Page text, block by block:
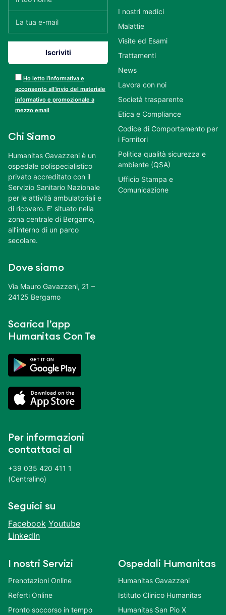
Ho letto l’informativa e
acconsento all’invio del materiale
informativo e promozionale a
mezzo email
Chi Siamo
Humanitas Gavazzeni è un
ospedale polispecialistico
privato accreditato con il
Servizio Sanitario Nazionale
per le attività ambulatoriali e
di ricovero. E’ situato nella
zona centrale di Bergamo,
all’interno di un parco
secolare.
Dove siamo
Via Mauro Gavazzeni, 21 –
24125 Bergamo
Scarica l’app
Humanitas Con Te
Per informazioni
contattaci al
+39 035 420 411 1
(Centralino)
Seguici su
Facebook Youtube
LinkedIn
I nostri medici
Malattie
Visite ed Esami
Trattamenti
News
Lavora con noi
Società trasparente
Etica e Compliance
Codice di Comportamento per
i Fornitori
Politica qualità sicurezza e
ambiente (QSA)
Ufficio Stampa e
Comunicazione
I nostri Servizi
Prenotazioni Online
Referti Online
Pronto soccorso in tempo
Ospedali Humanitas
Humanitas Gavazzeni
Istituto Clinico Humanitas
Humanitas San Pio X